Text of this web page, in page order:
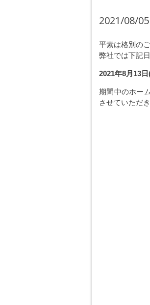
2021/08/05
平素は格別の
弊社では下記
2021年8月13
期間中のホー
させていただ